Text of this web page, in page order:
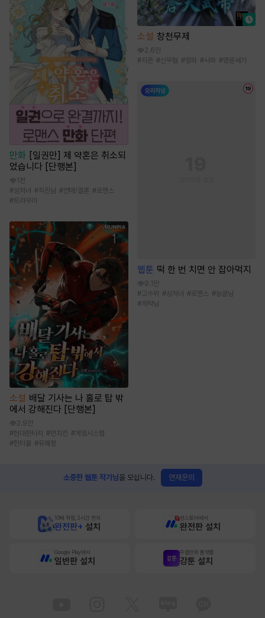
만화 [일권만] 제 약혼은 취소되
었습니다 [단행본]
1천
#상처녀 #직진남 #연애/결혼 #로맨스
#트라우마
소설 배달 기사는 나 홀로 탑 밖
에서 강해진다 [단행본]
2.9만
#현대판타지 #먼치킨 # 게임시스템
#헌터물 #유쾌함
소설 창천무제
2.6만
#지존 #신무협 #정파 #사파 #명문세가
웹툰 떡 한 번 치면 안 잡아먹지
9.1만
#고수위 #상처녀 #로맨스 #능글남
#계략남
소중한 웹툰 작가님을 모십니다. 연재문의
10배 적립, 2시간 먼저
완전판+ 설치
원스토어에서
완전판 설치
Google Play에서
일반판 설치
무협만화 플랫폼
강툰 설치